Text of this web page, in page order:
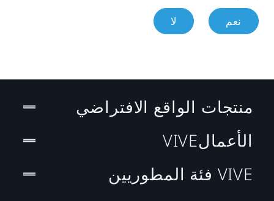
نعم لا
منتجات الواقع الافتراضي
الأعمالVIVE
VIVE فئة المطوريين